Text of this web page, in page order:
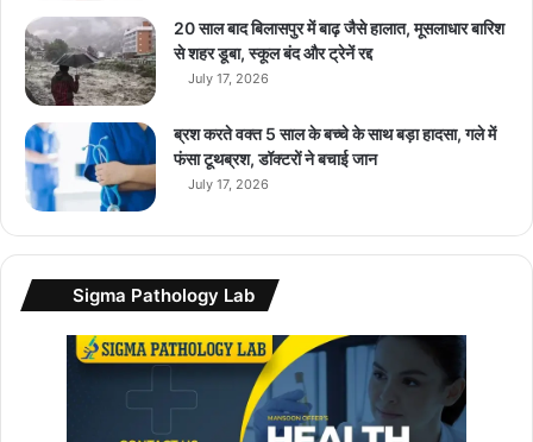
20 साल बाद बिलासपुर में बाढ़ जैसे हालात, मूसलाधार बारिश
से शहर डूबा, स्कूल बंद और ट्रेनें रद्द
July 17, 2026
ब्रश करते वक्त 5 साल के बच्चे के साथ बड़ा हादसा, गले में
फंसा टूथब्रश, डॉक्टरों ने बचाई जान
July 17, 2026
Sigma Pathology Lab